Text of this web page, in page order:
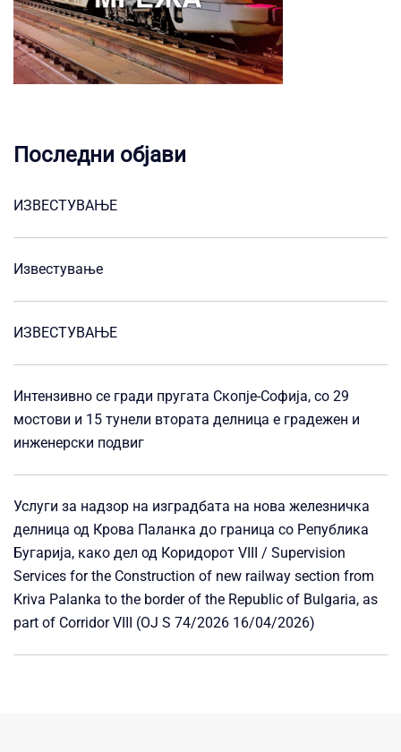
Последни објави
ИЗВЕСТУВАЊЕ
Известување
ИЗВЕСТУВАЊЕ
Интензивно се гради пругата Скопје-Софија, со 29
мостови и 15 тунели втората делница е градежен и
инженерски подвиг
Услуги за надзор на изградбата на нова железничка
делница од Крова Паланка до граница со Република
Бугарија, како дел од Коридорот VIII / Supervision
Services for the Construction of new railway section from
Kriva Palanka to the border of the Republic of Bulgaria, as
part of Corridor VIII (OJ S 74/2026 16/04/2026)